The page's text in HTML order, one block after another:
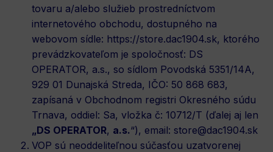
tovaru a/alebo služieb prostredníctvom
internetového obchodu, dostupného na
webovom sídle: https://store.dac1904.sk, ktorého
prevádzkovateľom je spoločnosť: DS
OPERATOR, a.s., so sídlom Povodská 5351/14A,
929 01 Dunajská Streda, IČO: 50 868 683,
zapísaná v Obchodnom registri Okresného súdu
Trnava, oddiel: Sa, vložka č: 10712/T (ďalej aj len
„DS OPERATOR, a.s.“), email: store@dac1904.sk
VOP sú neoddeliteľnou súčasťou uzatvorenej